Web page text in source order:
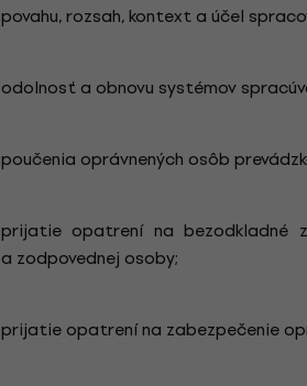
povahu, rozsah, kontext a účel
odolnosť a obnovu systémov
poučenia oprávnených osôb
prijatie opatrení na bezodkladné
a zodpovednej osoby;
prijatie opatrení na zabezpečenie